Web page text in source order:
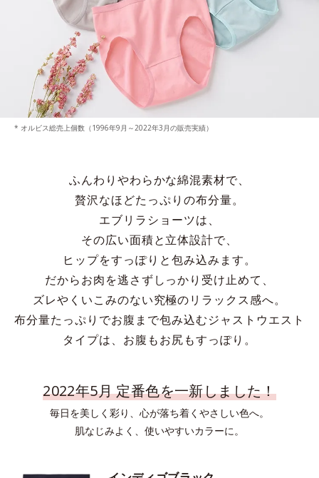
* オルビス総売上個数（1996年9月～2022年3月の販売実績）
ふんわりやわらかな綿混素材で、
贅沢なほどたっぷりの布分量。
エブリラショーツは、
その広い面積と立体設計で、
ヒップをすっぽりと包み込みます。
だからお肉を逃さずしっかり受け止めて、
ズレやくいこみのない究極のリラックス感へ。
布分量たっぷりでお腹まで包み込むジャストウエスト
タイプは、お腹もお尻もすっぽり。
2022年5月 定番色を一新しました！
毎日を美しく彩り、心が落ち着くやさしい色へ。
肌なじみよく、使いやすいカラーに。